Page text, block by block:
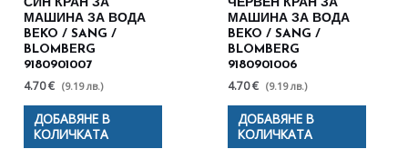
СИН КРАН ЗА
МАШИНА ЗА ВОДА
BEKO / SANG /
BLOMBERG
9180901007
4.70 € (9.19 лв.)
ДОБАВЯНЕ В
КОЛИЧКАТА
ЧЕРВЕН КРАН ЗА
МАШИНА ЗА ВОДА
BEKO / SANG /
BLOMBERG
9180901006
4.70 € (9.19 лв.)
ДОБАВЯНЕ В
КОЛИЧКАТА